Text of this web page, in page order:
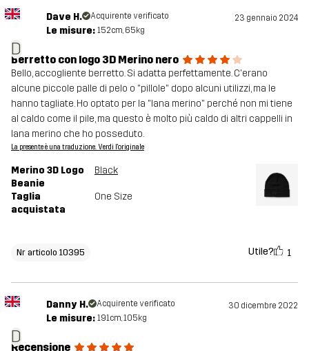
D
Dave H. Acquirente verificato 23 gennaio 2024
Le misure: 152cm, 65kg
Berretto con logo 3D Merino nero
Bello, accogliente berretto. Si adatta perfettamente. C'erano
alcune piccole palle di pelo o "pillole" dopo alcuni utilizzi, ma le
hanno tagliate. Ho optato per la "lana merino" perché non mi tiene
al caldo come il pile, ma questo è molto più caldo di altri cappelli in
lana merino che ho posseduto.
La presente è una traduzione. Verdi l'originale
Merino 3D Logo
Beanie
Black
Taglia
acquistata
One Size
Nr articolo 10395 Utile? 1
D
Danny H. Acquirente verificato 30 dicembre 2022
Le misure: 191cm, 105kg
Recensione